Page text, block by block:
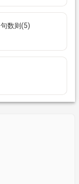
数则(5)